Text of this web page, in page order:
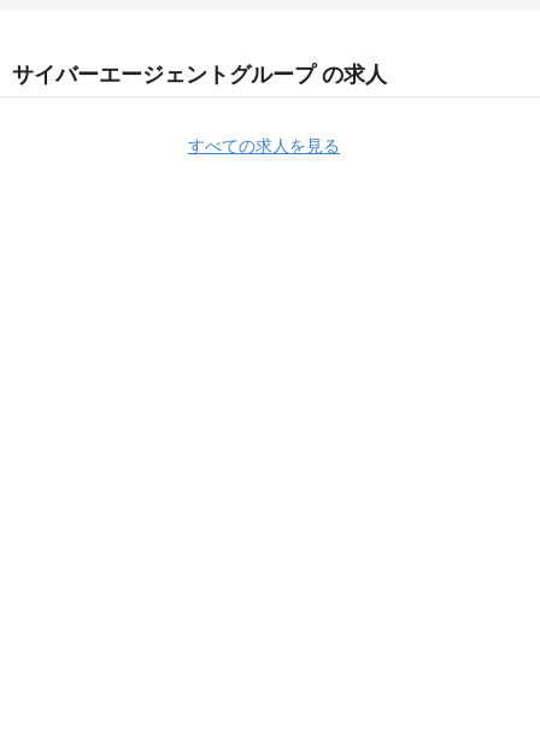
サイバーエージェントグループ の求人
すべての求人を見る